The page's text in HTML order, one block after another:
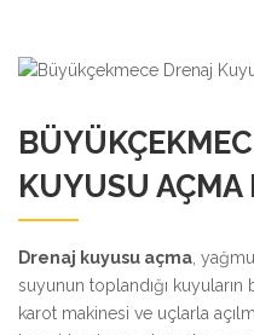
KUYUSU AÇMA
Drenaj kuyusu açma ,
suyunun toplandığı
karot makinesi ve uçlarla